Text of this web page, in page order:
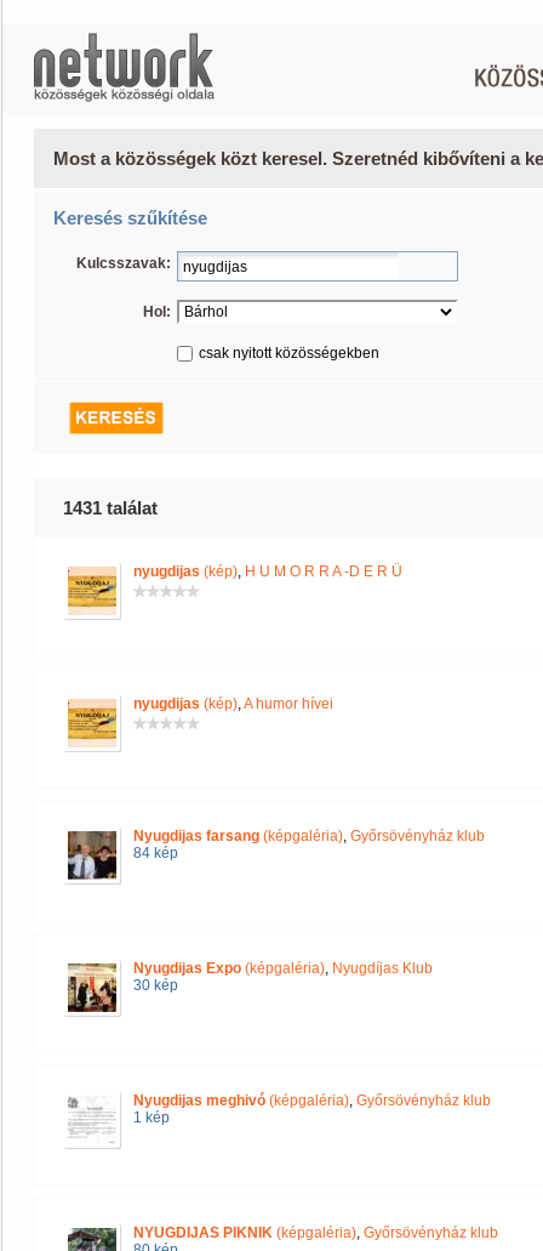
Most a közösségek közt keresel. Szeretnéd kibővíteni a
Keresés szűkítése
Kulcsszavak:
Hol:
csak nyitott közösségekben
1431 találat
nyugdijas (kép), H U M O R R A -D E R Ü
nyugdijas (kép),A humor hívei
Nyugdijas farsang (képgaléria), Győrsövényház klub
84 kép
Nyugdijas Expo (képgaléria), Nyugdíjas Klub
30 kép
Nyugdijas meghivó (képgaléria), Győrsövényház klub
1 kép
NYUGDIJAS PIKNIK (képgaléria), Győrsövényház klub